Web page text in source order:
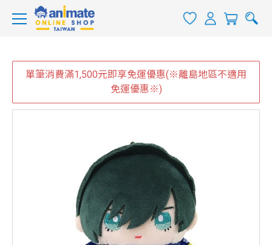
單筆消費滿1,500元即享免運優惠(※離島地區不適用
免運優惠※)